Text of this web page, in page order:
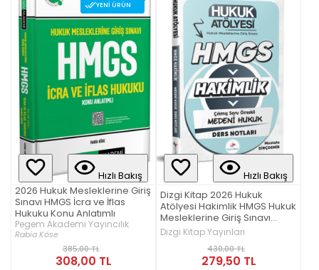
YENI ÜRÜN
Hızlı Bakış
2026 Hukuk Mesleklerine Giriş
Sınavı HMGS İcra ve İflas
Hukuku Konu Anlatımlı
Pegem Akademi Yayıncılık
Rabia Köse
385,00 TL
308,00 TL
Hızlı Bakış
Dizgi Kitap 2026 Hukuk
Atölyesi Hakimlik HMGS Hukuk
Mesleklerine Giriş Sınavı
Çıkmış Soru Örnekli Medeni
Hukuk Ders Notları Mustafa
Dinçdemir 2. Baskı
Dizgi Kitap Yayınları
430,00 TL
279,50 TL